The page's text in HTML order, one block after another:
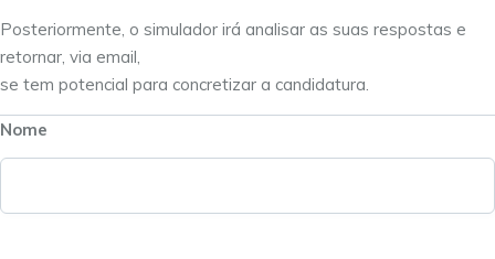
Posteriormente, o simulador irá analisar as suas respostas e
retornar, via email,
se tem potencial para concretizar a candidatura.
Nome